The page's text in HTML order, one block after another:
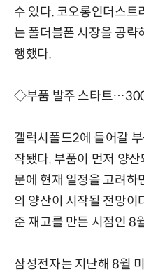
수 있다. 코오롱인더스트
는 폴더블폰 시장을 공략
행했다.
◇부품 발주 스타트
갤럭시폴드2에 들어갈
작됐다. 부품이 먼저 양
문에 현재 일정을 고려
의 양산이 시작될 전망이
준 재고를 만든 시점인 8
삼성전자는 지난해 8월